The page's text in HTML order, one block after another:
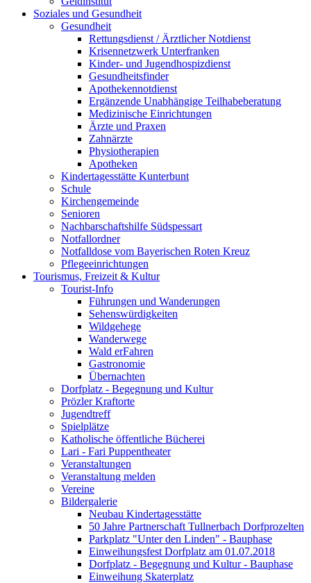
Soziales und Gesundheit
Gesundheit
Rettungsdienst / Ärztlicher Notdienst
Krisennetzwerk Unterfranken
Kinder- und Jugendhospizdienst
Gesundheitsfinder
Apothekennotdienst
Ergänzende Unabhängige Teilhabeberatung
Medizinische Einrichtungen
Ärzte und Praxen
Zahnärzte
Physiotherapien
Apotheken
Kindertagesstätte Kunterbunt
Schule
Kirchengemeinde
Senioren
Nachbarschaftshilfe Südspessart
Notfallordner
Notfalldose vom Bayerischen Roten Kreuz
Pflegeeinrichtungen
Tourismus, Freizeit & Kultur
Tourist-Info
Führungen und Wanderungen
Sehenswürdigkeiten
Wildgehege
Wanderwege
Wald erFahren
Gastronomie
Übernachten
Dorfplatz - Begegnung und Kultur
Prözler Kraftorte
Jugendtreff
Spielplätze
Katholische öffentliche Bücherei
Lari - Fari Puppentheater
Veranstaltungen
Veranstaltung melden
Vereine
Bildergalerie
Neubau Kindertagesstätte
50 Jahre Partnerschaft Tullnerbach Dorfprozelten
Parkplatz "Unter den Linden" - Bauphase
Einweihungsfest Dorfplatz am 01.07.2018
Dorfplatz - Begegnung und Kultur - Bauphase
Einweihung Skaterplatz